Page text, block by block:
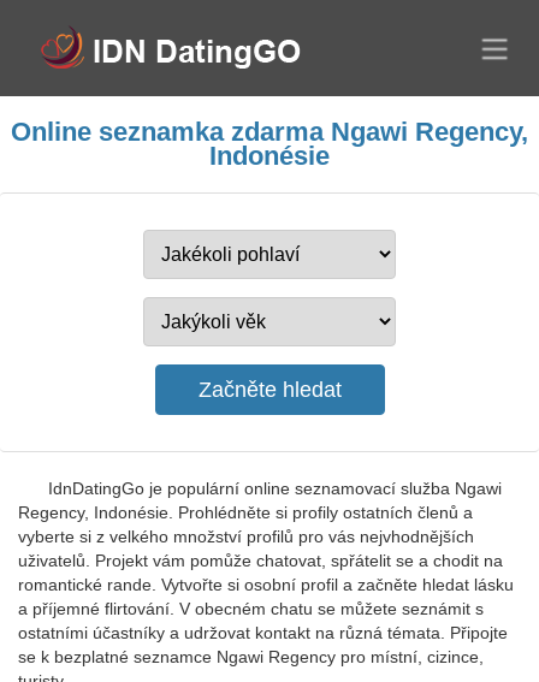
Online seznamka zdarma Ngawi Regency,
Indonésie
IdnDatingGo je populární online seznamovací služba Ngawi
Regency, Indonésie. Prohlédněte si profily ostatních členů a
vyberte si z velkého množství profilů pro vás nejvhodnějších
uživatelů. Projekt vám pomůže chatovat, spřátelit se a chodit na
romantické rande. Vytvořte si osobní profil a začněte hledat lásku
a příjemné flirtování. V obecném chatu se můžete seznámit s
ostatními účastníky a udržovat kontakt na různá témata. Připojte
se k bezplatné seznamce Ngawi Regency pro místní, cizince,